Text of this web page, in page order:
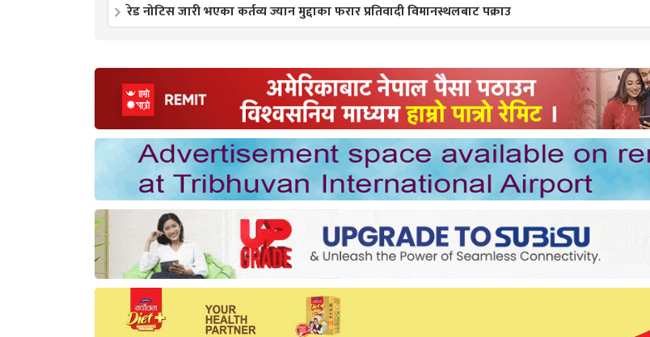
रेड नोटिस जारी भएका कर्तव्य ज्यान मुद्दाका फरार प्रतिवादी विमानस्थलबाट पक्राउ